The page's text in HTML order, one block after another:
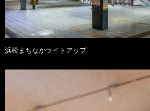
浜松まちなかライトアップ